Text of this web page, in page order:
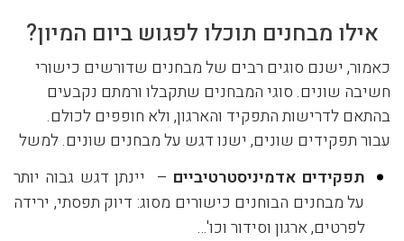
אילו מבחנים תוכלו לפגוש ביום המיון?
כאמור, ישנם סוגים רבים של מבחנים שדורשים כישורי
חשיבה שונים. סוגי המבחנים שתקבלו ורמתם נקבעים
בהתאם לדרישות התפקיד והארגון, ולא חופפים לכולם.
עבור תפקידים שונים, ישנו דגש על מבחנים שונים. למשל
תפקידים אדמיניסטרטיביים – יינתן דגש גבוה יותר
על מבחנים הבוחנים כישורים מסוג: דיוק תפסתי, ירידה
לפרטים, ארגון וסידור וכו'…